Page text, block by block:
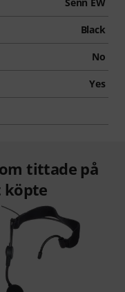
Black
No
Yes
tittade på
köpte